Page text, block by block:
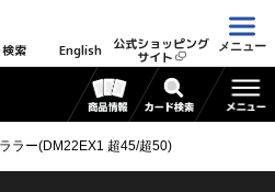
検索 English 公式ショッピング
サイト
メニュー
ラー(DM22EX1 超45/超50)